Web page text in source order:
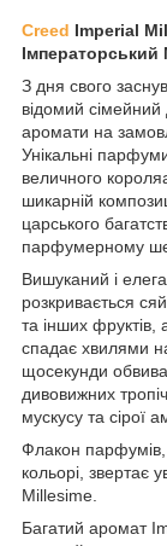
Creed Imperial
Імператорський
З дня свого
відомий
аромати на
Унікальні
величного
шикарній
царського
парфумерному
Вишуканий і
розкривається
та інших фруктів,
спадає хвилями
щосекунди
дивовижних
мускусу та сірої
Флакон
кольорі, звертає
Millesime.
Багатий аромат